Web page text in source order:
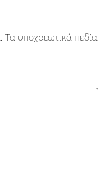
Τα υποχρεωτικά πεδία